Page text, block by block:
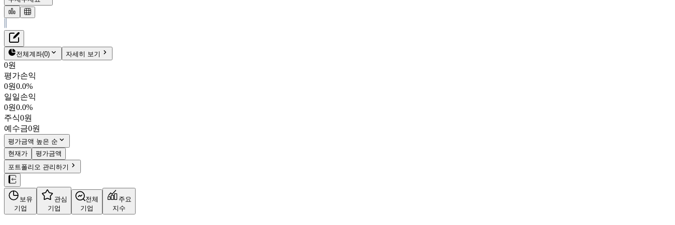
LG전자
175,200원
066570
KOSPI
시가총액
PBR1.23
PER32.28
fPER 13.85
배당수익률0.77%
자사주비율0.00%
결산월12월
사업정보
더보기
재무정보
펀더멘탈
밸류에이션
주주환원
컨센서스
주식정보
전체계좌(0) 자세히 보기
0원
평가손익
0원0.0%
일일손익
0원0.0%
주식0원
예수금0원
평가금액 높은 순
현재가
평가금액
포트폴리오 관리하기
보유
기업
관심
기업
전체
기업
주요
지수